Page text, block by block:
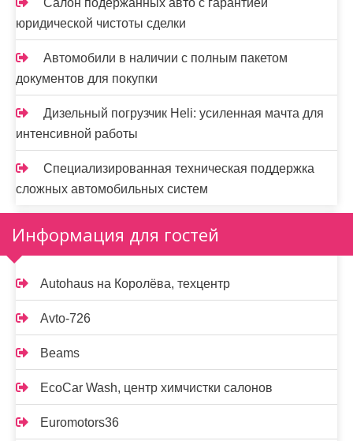
юридической чистоты сделки
Автомобили в наличии с полным пакетом
документов для покупки
Дизельный погрузчик Heli: усиленная мачта для
интенсивной работы
Специализированная техническая поддержка
сложных автомобильных систем
Информация для гостей
Autohaus на Королёва, техцентр
Avto-726
Beams
EcoCar Wash, центр химчистки салонов
Euromotors36